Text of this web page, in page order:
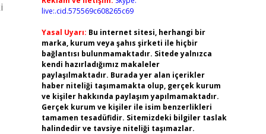
live:.cid.575569c608265c69
Yasal Uyarı: Bu internet sitesi, herhangi bir
marka, kurum veya şahıs şirketi ile hiçbir
bağlantısı bulunmamaktadır. Sitede yalnızca
kendi hazırladığımız makaleler
paylaşılmaktadır. Burada yer alan içerikler
haber niteliği taşımamakta olup, gerçek kurum
ve kişiler hakkında paylaşım yapılmamaktadır.
Gerçek kurum ve kişiler ile isim benzerlikleri
tamamen tesadüfidir. Sitemizdeki bilgiler taslak
halindedir ve tavsiye niteliği taşımazlar.